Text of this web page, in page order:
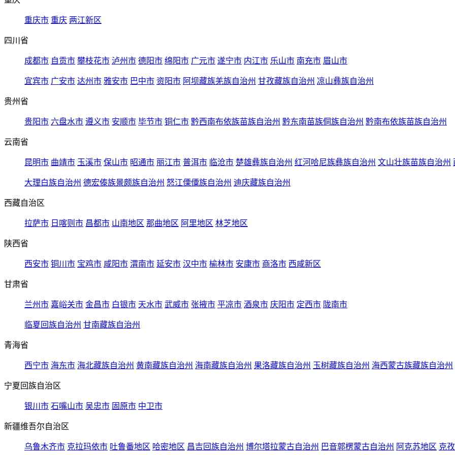
重庆市 重庆 两江新区
四川省
成都市 自贡市 攀枝花市 泸州市 德阳市 绵阳市 广元市 遂宁市 内江市 乐山市 南充市 眉山市
宜宾市 广安市 达州市 雅安市 巴中市 资阳市 阿坝藏族羌族自治州 甘孜藏族自治州 凉山彝族自治州
贵州省
贵阳市 六盘水市 遵义市 安顺市 毕节市 铜仁市 黔西南布依族苗族自治州 黔东南苗族侗族自治州 黔南布依族苗族自治州
云南省
昆明市 曲靖市 玉溪市 保山市 昭通市 丽江市 普洱市 临沧市 楚雄彝族自治州 红河哈尼族彝族自治州 文山壮族苗族自治州
大理白族自治州 德宏傣族景颇族自治州 怒江傈僳族自治州 迪庆藏族自治州
西藏自治区
拉萨市 日喀则市 昌都市 山南地区 那曲地区 阿里地区 林芝地区
陕西省
西安市 铜川市 宝鸡市 咸阳市 渭南市 延安市 汉中市 榆林市 安康市 商洛市 西咸新区
甘肃省
兰州市 嘉峪关市 金昌市 白银市 天水市 武威市 张掖市 平凉市 酒泉市 庆阳市 定西市 陇南市
临夏回族自治州 甘南藏族自治州
青海省
西宁市 海东市 海北藏族自治州 黄南藏族自治州 海南藏族自治州 果洛藏族自治州 玉树藏族自治州 海西蒙古族藏族自治州
宁夏回族自治区
银川市 石嘴山市 吴忠市 固原市 中卫市
新疆维吾尔自治区
乌鲁木齐市 克拉玛依市 吐鲁番地区 哈密地区 昌吉回族自治州 博尔塔拉蒙古自治州 巴音郭楞蒙古自治州 阿克苏地区 克